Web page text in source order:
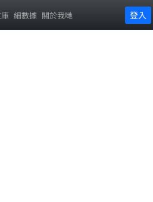
細數據 關於我哋 登入